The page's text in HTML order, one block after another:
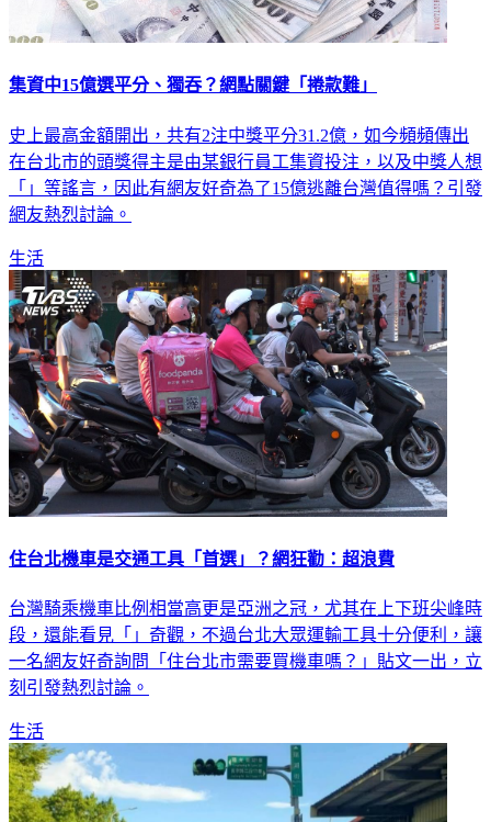
集資中15億選平分、獨吞？網點關鍵「捲款難」
史上最高金額開出，共有2注中獎平分31.2億，如今頻頻傳出
在台北市的頭獎得主是由某銀行員工集資投注，以及中獎人想
「」等謠言，因此有網友好奇為了15億逃離台灣值得嗎？引發
網友熱烈討論。
生活
住台北機車是交通工具「首選」？網狂勸：超浪費
台灣騎乘機車比例相當高更是亞洲之冠，尤其在上下班尖峰時
段，還能看見「」奇觀，不過台北大眾運輸工具十分便利，讓
一名網友好奇詢問「住台北市需要買機車嗎？」貼文一出，立
刻引發熱烈討論。
生活